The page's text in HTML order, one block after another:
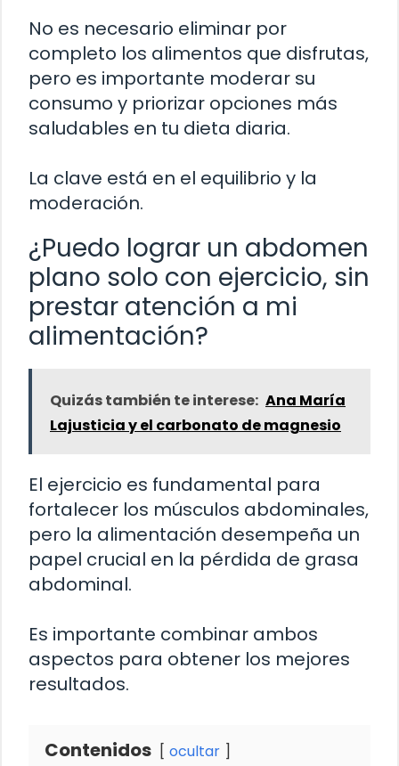
No es necesario eliminar por
completo los alimentos que disfrutas,
pero es importante moderar su
consumo y priorizar opciones más
saludables en tu dieta diaria.
La clave está en el equilibrio y la
moderación.
¿Puedo lograr un abdomen
plano solo con ejercicio, sin
prestar atención a mi
alimentación?
Quizás también te interese: Ana María
Lajusticia y el carbonato de magnesio
El ejercicio es fundamental para
fortalecer los músculos abdominales,
pero la alimentación desempeña un
papel crucial en la pérdida de grasa
abdominal.
Es importante combinar ambos
aspectos para obtener los mejores
resultados.
Contenidos ocultar